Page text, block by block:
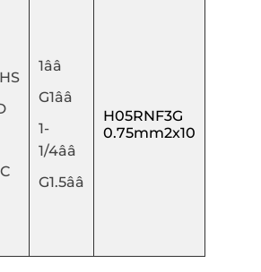
1ââ
G1ââ
1-
1/4ââ
G1.5ââ
H05RNF3G
0.75mm2x10